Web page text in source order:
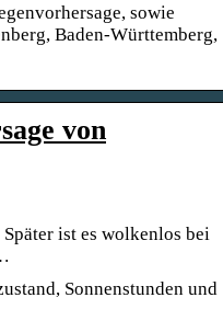
sowie
Baden-Württemberg,
von
ist es wolkenlos bei
Sonnenstunden und